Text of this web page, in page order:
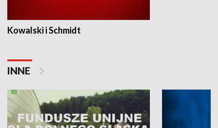
Kowalski i Schmidt
INNE